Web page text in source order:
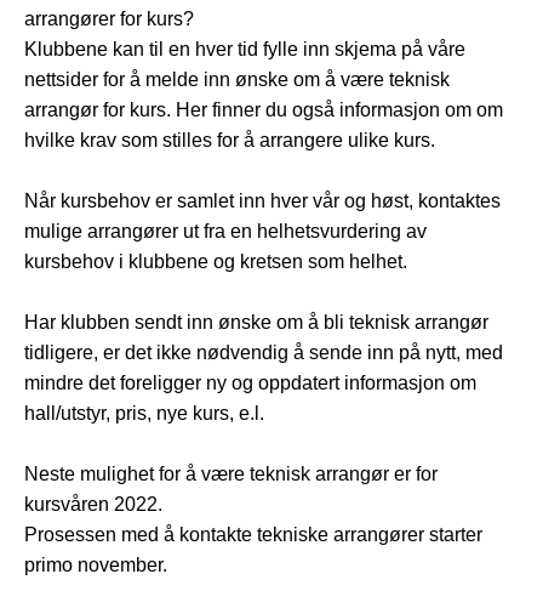
arrangører for kurs?
Klubbene kan til en hver tid fylle inn skjema på våre
nettsider for å melde inn ønske om å være teknisk
arrangør for kurs. Her finner du også informasjon om om
hvilke krav som stilles for å arrangere ulike kurs.
Når kursbehov er samlet inn hver vår og høst, kontaktes
mulige arrangører ut fra en helhetsvurdering av
kursbehov i klubbene og kretsen som helhet.
Har klubben sendt inn ønske om å bli teknisk arrangør
tidligere, er det ikke nødvendig å sende inn på nytt, med
mindre det foreligger ny og oppdatert informasjon om
hall/utstyr, pris, nye kurs, e.l.
Neste mulighet for å være teknisk arrangør er for
kursvåren 2022.
Prosessen med å kontakte tekniske arrangører starter
primo november.